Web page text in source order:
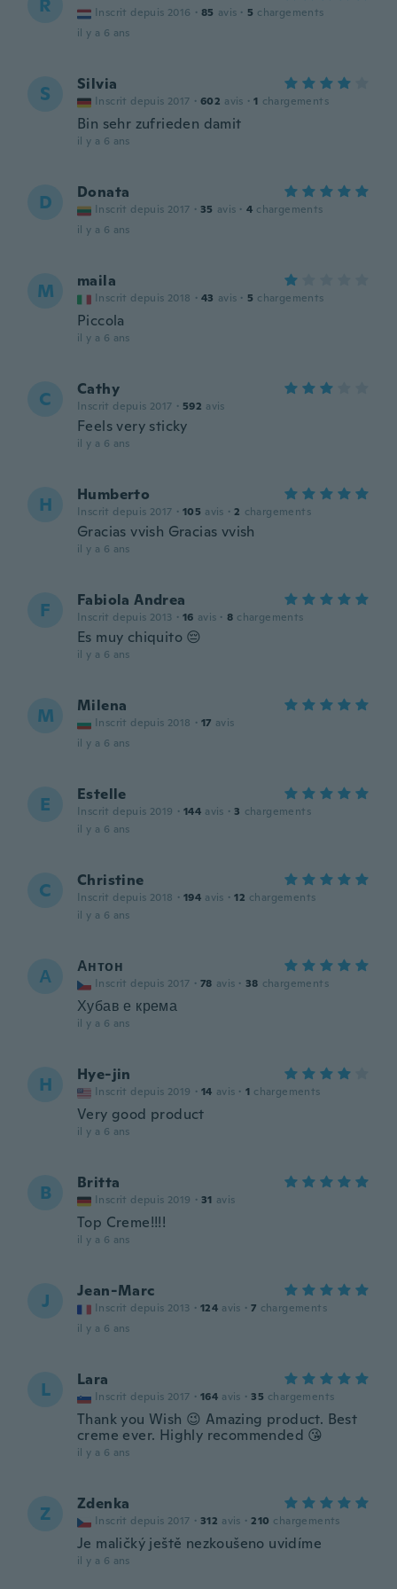
R Inscrit depuis 2016 · 85 avis · 5 chargements
il y a 6 ans
S Silvia
Inscrit depuis 2017 · 602 avis · 1 chargements
Bin sehr zufrieden damit
il y a 6 ans
D Donata
Inscrit depuis 2017 · 35 avis · 4 chargements
il y a 6 ans
M maila
Inscrit depuis 2018 · 43 avis · 5 chargements
Piccola
il y a 6 ans
C Cathy
Inscrit depuis 2017 · 592 avis
Feels very sticky
il y a 6 ans
H Humberto
Inscrit depuis 2017 · 105 avis · 2 chargements
Gracias vvish Gracias vvish
il y a 6 ans
F Fabiola Andrea
Inscrit depuis 2013 · 16 avis · 8 chargements
Es muy chiquito 😔
il y a 6 ans
M Milena
Inscrit depuis 2018 · 17 avis
il y a 6 ans
E Estelle
Inscrit depuis 2019 · 144 avis · 3 chargements
il y a 6 ans
C Christine
Inscrit depuis 2018 · 194 avis · 12 chargements
il y a 6 ans
А Антон
Inscrit depuis 2017 · 78 avis · 38 chargements
Хубав е крема
il y a 6 ans
H Hye-jin
Inscrit depuis 2019 · 14 avis · 1 chargements
Very good product
il y a 6 ans
B Britta
Inscrit depuis 2019 · 31 avis
Top Creme!!!!
il y a 6 ans
J Jean-Marc
Inscrit depuis 2013 · 124 avis · 7 chargements
il y a 6 ans
L Lara
Inscrit depuis 2017 · 164 avis · 35 chargements
Thank you Wish 😉 Amazing product. Best
creme ever. Highly recommended 😘
il y a 6 ans
Z Zdenka
Inscrit depuis 2017 · 312 avis · 210 chargements
Je maličký ještě nezkoušeno uvidíme
il y a 6 ans